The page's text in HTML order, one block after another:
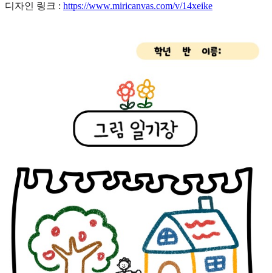
디자인 링크 : https://www.miricanvas.com/v/14xeike